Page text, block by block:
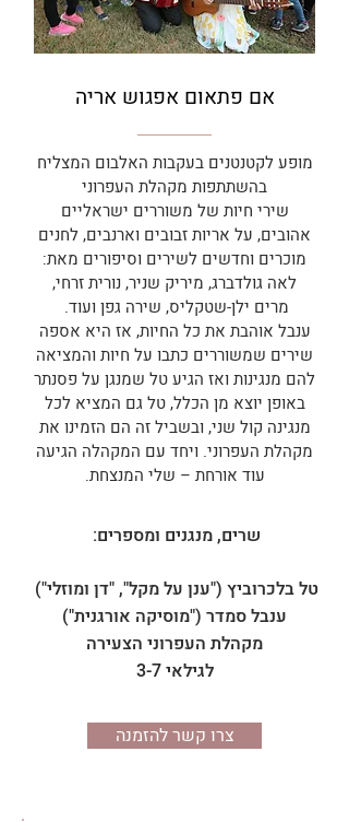
אם פתאום אפגוש אריה
מופע לקטנטנים בעקבות האלבום המצליח
בהשתתפות מקהלת העפרוני
שירי חיות של משוררים ישראליים
אהובים, על אריות זבובים וארנבים, לחנים
מוכרים וחדשים לשירים וסיפורים מאת:
לאה גולדברג, מיריק שניר, נורית זרחי,
מרים ילן-שטקליס, שירה גפן ועוד.
ענבל אוהבת את כל החיות, אז היא אספה
שירים שמשוררים כתבו על חיות והמציאה
להם מנגינות ואז הגיע טל שמנגן על פסנתר
באופן יוצא מן הכלל, טל גם המציא לכל
מנגינה קול שני, ובשביל זה הם הזמינו את
מקהלת העפרוני. ויחד עם המקהלה הגיעה
עוד אורחת – שלי המנצחת.
שרים, מנגנים ומספרים:
טל בלכרוביץ ("ענן על מקל", "דן ומוזלי")
ענבל סמדר ("מוסיקה אורגנית")
מקהלת העפרוני הצעירה
לגילאי 3-7
צרו קשר להזמנה